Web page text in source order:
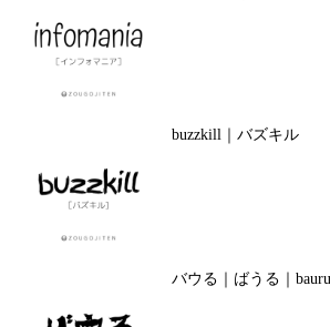
buzzkill｜バズキル
バウる｜ばうる｜bauru